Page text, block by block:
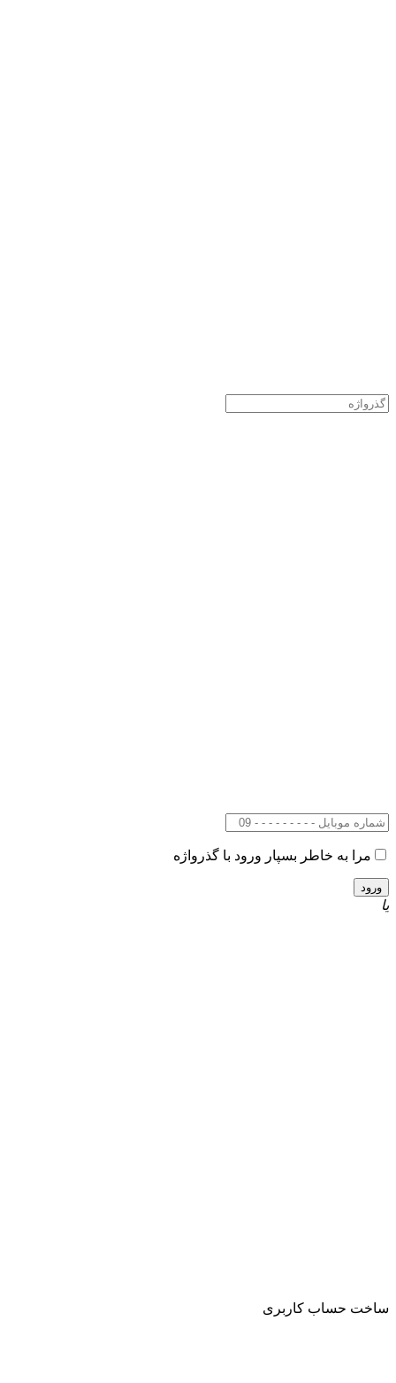
مرا به خاطر بسپار ورود با گذرواژه
یا
ساخت حساب کاربری